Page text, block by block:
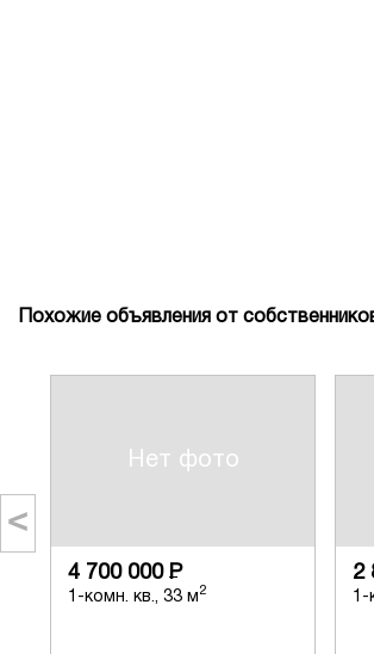
Похожие объявления от
Нет фото
4 700 000 Р
1-комн. кв., 33 м 2
2
1-
<